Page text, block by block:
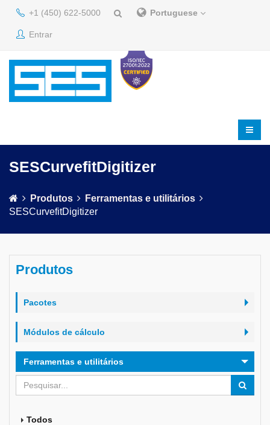
+1 (450) 622-5000 Portuguese
Entrar
SESCurvefitDigitizer
Produtos
Ferramentas e utilitários
SESCurvefitDigitizer
Produtos
Pacotes
Módulos de cálculo
Ferramentas e utilitários
Todos